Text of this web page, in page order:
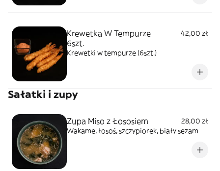
Krewetka W Tempurze
6szt.
42,00 zł
Krewetki w tempurze (6szt.)
Sałatki i zupy
Zupa Miso z Łososiem
28,00 zł
Wakame, łosoś, szczypiorek, biały sezam